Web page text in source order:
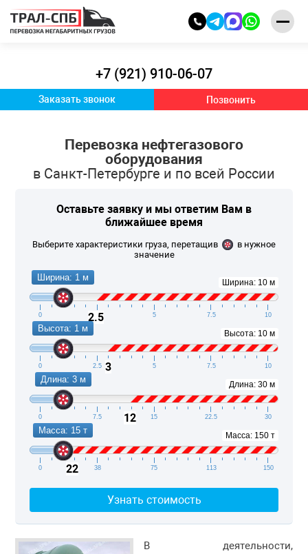
+7 (921) 910-06-07
Заказать звонок Позвонить
Перевозка нефтегазового
оборудования
в Санкт-Петербурге и по всей России
Оставьте заявку и мы ответим Вам в
ближайшее время
Выберите характеристики груза, перетащив
в нужное
значение
Ширина: 10 м
Ширина: 1 м
0 2.5 5 7.5 10
2.5
Высота: 10 м
Высота: 1 м
0 2.5 5 7.5 10
3
Длина: 30 м
Длина: 3 м
0 7.5 15 22.5 30
12
Масса: 150 т
Масса: 15 т
0 38 75 113 150
22
Узнать стоимость
В деятельности,